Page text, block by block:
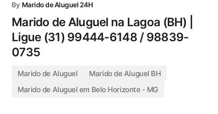
By Marido de Aluguel 24H
Marido de Aluguel na Lagoa (BH) |
Ligue (31) 99444-6148 / 98839-
0735
Marido de Aluguel
Marido de Aluguel BH
Marido de Aluguel em Belo Horizonte - MG